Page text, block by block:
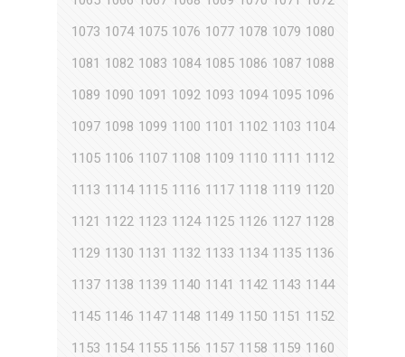
1073 1074 1075 1076 1077 1078 1079 1080
1081 1082 1083 1084 1085 1086 1087 1088
1089 1090 1091 1092 1093 1094 1095 1096
1097 1098 1099 1100 1101 1102 1103 1104
1105 1106 1107 1108 1109 1110 1111 1112
1113 1114 1115 1116 1117 1118 1119 1120
1121 1122 1123 1124 1125 1126 1127 1128
1129 1130 1131 1132 1133 1134 1135 1136
1137 1138 1139 1140 1141 1142 1143 1144
1145 1146 1147 1148 1149 1150 1151 1152
1153 1154 1155 1156 1157 1158 1159 1160